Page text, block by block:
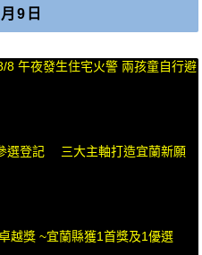
9日
8 午夜發生住宅火警 兩孩童自行避
選登記 三大主軸打造宜蘭新願
越獎 ~宜蘭縣獲1首獎及1優選